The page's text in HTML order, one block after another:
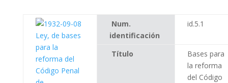
Num.
identificación
id.5.1
Título
Bases para
la reforma
del Código